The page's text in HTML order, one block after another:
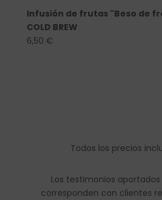
Infusión de frutas "Beso de
COLD BREW
6,50 €
Todos los precios
Los testimonios
corresponden con clientes